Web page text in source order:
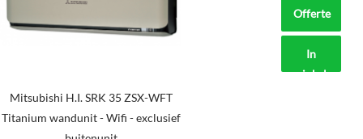
Offerte
aanvragen?
In
winkelmand
Mitsubishi H.I. SRK 35 ZSX-WFT
Titanium wandunit - Wifi - exclusief